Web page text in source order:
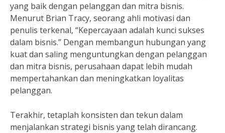
yang baik dengan pelanggan dan mitra bisnis.
Menurut Brian Tracy, seorang ahli motivasi dan
penulis terkenal, “Kepercayaan adalah kunci sukses
dalam bisnis.” Dengan membangun hubungan yang
kuat dan saling menguntungkan dengan pelanggan
dan mitra bisnis, perusahaan dapat lebih mudah
mempertahankan dan meningkatkan loyalitas
pelanggan.
Terakhir, tetaplah konsisten dan tekun dalam
menjalankan strategi bisnis yang telah dirancang.